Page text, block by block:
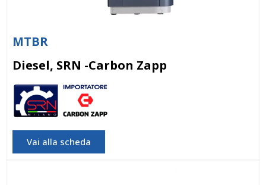
MTBR
Diesel, SRN -Carbon Zapp
Vai alla scheda